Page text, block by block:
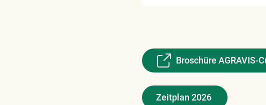
Broschüre AGRAVIS-
Zeitplan 2026